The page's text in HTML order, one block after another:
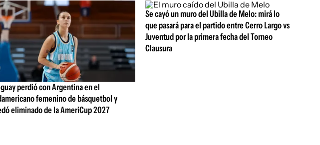
perdió con Argentina en el
femenino de básquetbol y
eliminado de la AmeriCup 2027
Se cayó un muro del Ubilla de Melo: mirá lo
que pasará para el partido entre Cerro Largo vs
Juventud por la primera fecha del Torneo
Clausura